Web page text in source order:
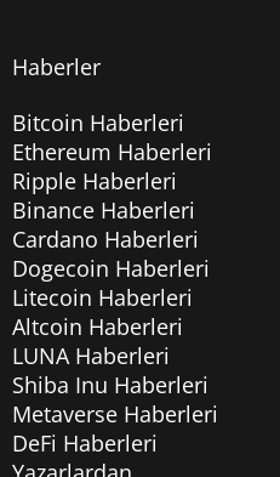
Haberler
Bitcoin Haberleri
Ethereum Haberleri
Ripple Haberleri
Binance Haberleri
Cardano Haberleri
Dogecoin Haberleri
Litecoin Haberleri
Altcoin Haberleri
LUNA Haberleri
Shiba Inu Haberleri
Metaverse Haberleri
DeFi Haberleri